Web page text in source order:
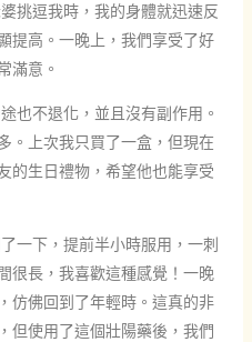
挑逗我時，我的身體就迅速反
提高。一晚上，我們享受了好
滿意。
也不退化，並且沒有副作用。
。上次我只買了一盒，但現在
的生日禮物，希望他也能享受
一下，提前半小時服用，一刺
很長，我喜歡這種感覺！一晚
仿佛回到了年輕時。這真的非
但使用了這個壯陽藥後，我們